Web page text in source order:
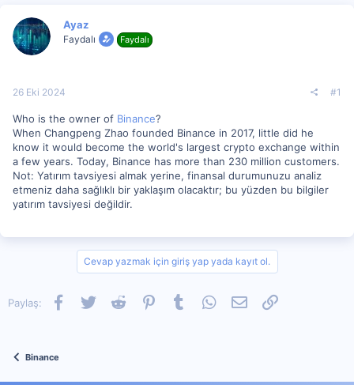
b
a
ş
a
ç
i
i
Ayaz
Faydalı Faydalı
26 Eki 2024 #1
Who is the owner of Binance?
When Changpeng Zhao founded Binance in 2017, little did he
know it would become the world's largest crypto exchange within
a few years. Today, Binance has more than 230 million customers.
Not: Yatırım tavsiyesi almak yerine, finansal durumunuzu analiz
etmeniz daha sağlıklı bir yaklaşım olacaktır; bu yüzden bu bilgiler
yatırım tavsiyesi değildir.
Cevap yazmak için giriş yap yada kayıt ol.
Paylaş: Facebook
TwitterReddit PinterestTumblrWhatsApp
E-postaLink
Binance